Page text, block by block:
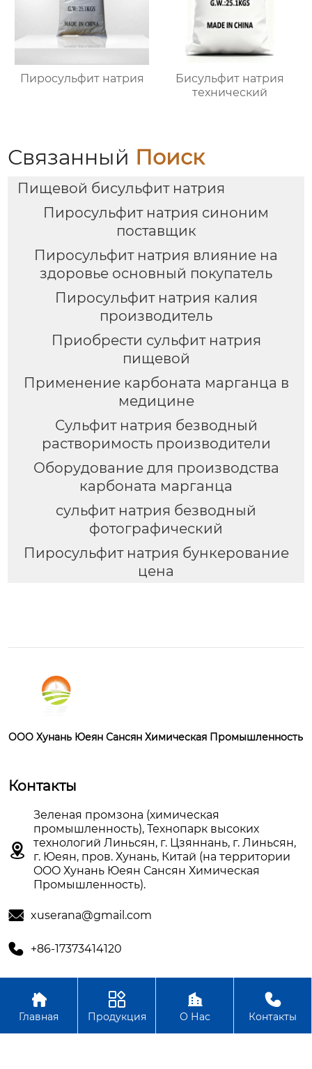
Пиросульфит натрия
Бисульфит натрия
технический
Связанный Поиск
Пищевой бисульфит натрия
Пиросульфит натрия синоним
поставщик
Пиросульфит натрия влияние на
здоровье основный покупатель
Пиросульфит натрия калия
производитель
Приобрести сульфит натрия
пищевой
Применение карбоната марганца в
медицине
Сульфит натрия безводный
растворимость производители
Оборудование для производства
карбоната марганца
сульфит натрия безводный
фотографический
Пиросульфит натрия бункерование
цена
OOO Хунань Юеян Сансян Химическая Промышленность
Контакты

Зеленая промзона (химическая
промышленность), Технопарк высоких
технологий Линьсян, г. Цзяннань, г. Линьсян,
г. Юеян, пров. Хунань, Китай (на территории
OOO Хунань Юеян Сансян Химическая
Промышленность).
 xuserana@gmail.com
 +86-17373414120
Авторское право©OOO Хунань Юеян Сансян Химическая
Промышленность

Главная

Продукция

О Нас

Контакты